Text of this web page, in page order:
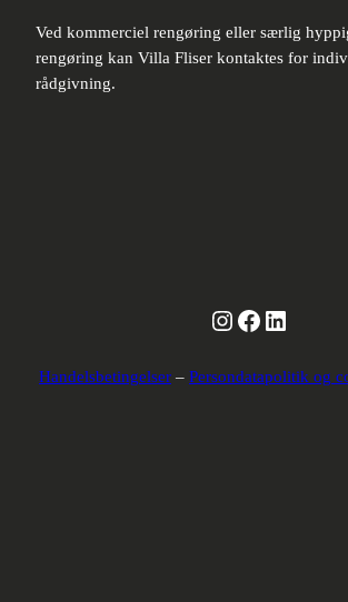
Ved kommerciel rengøring eller særlig
rengøring kan Villa Fliser kontaktes for
rådgivning.
Instagram
Facebook
LinkedIn
Handelsbetingelser – Persondatapolitik og